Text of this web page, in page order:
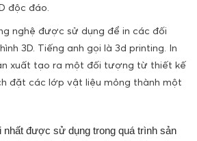
độc đáo.
nghệ được sử dụng để in các đối
3D. Tiếng anh gọi là 3d printing. In
xuất tạo ra một đối tượng từ thiết kế
đặt các lớp vật liệu mỏng thành một
nhất được sử dụng trong quá trình sản